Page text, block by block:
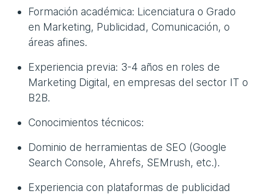
Formación académica: Licenciatura o Grado
en Marketing, Publicidad, Comunicación, o
áreas afines.
Experiencia previa: 3-4 años en roles de
Marketing Digital, en empresas del sector IT o
B2B.
Conocimientos técnicos:
Dominio de herramientas de SEO (Google
Search Console, Ahrefs, SEMrush, etc.).
Experiencia con plataformas de publicidad